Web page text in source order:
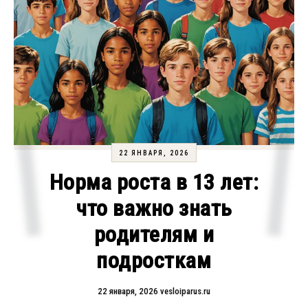
22 ЯНВАРЯ, 2026
Норма роста в 13 лет:
что важно знать
родителям и
подросткам
22 января, 2026 vesloiparus.ru